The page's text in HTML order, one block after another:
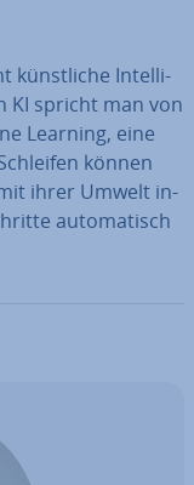
künst­li­che In­tel­li­
KI spricht man von
Learning, eine
können
ihrer Umwelt in­
au­to­ma­tisch